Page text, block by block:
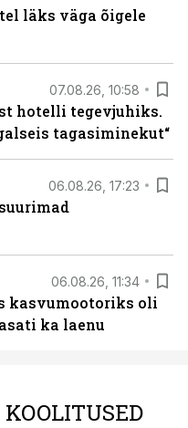
läks väga õigele
07.08.26, 10:58
hotelli tegevjuhiks.
tagasiminekut“
06.08.26, 17:23
06.08.26, 11:34
kasvumootoriks oli
ka laenu